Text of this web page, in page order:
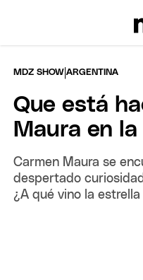
MDZ SHOW |ARGENTINA
Que está
Maura en
Carmen Maura se
despertado
¿A qué vino la